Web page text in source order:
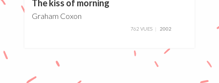
The kiss of morning
Graham Coxon
762 VUES 2002